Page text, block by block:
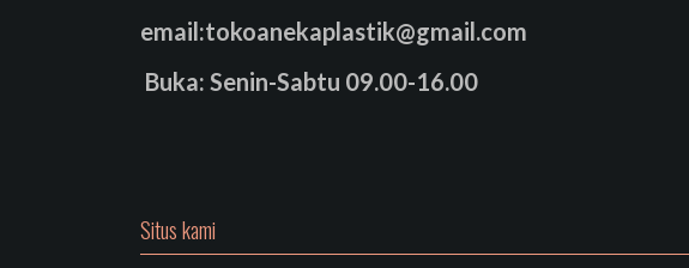
email:tokoanekaplastik@gmail.com
Buka: Senin-Sabtu 09.00-16.00
Situs kami